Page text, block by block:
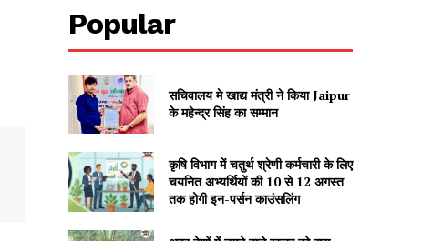
Popular
सचिवालय मे खाद्य मंत्री ने किया Jaipur
के महेन्द्र सिंह का सम्मान
कृषि विभाग में चतुर्थ श्रेणी कर्मचारी के लिए
चयनित अभ्यर्थियों की 10 से 12 अगस्त
तक होगी इन-पर्सन काउंसलिंग